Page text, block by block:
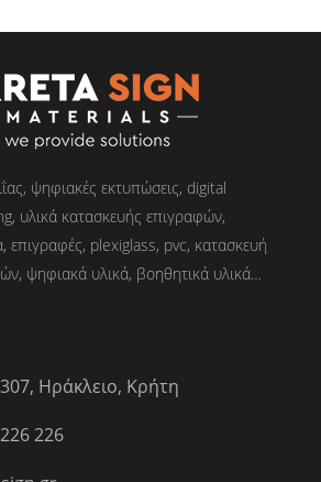
ψηφιακές εκτυπώσεις, digital
υλικά κατασκευής επιγραφών,
επιγραφές, plexiglass, pvc, κατασκευή
ψηφιακά υλικά, βοηθητικά υλικά…
Ηράκλειο, Κρήτη
226